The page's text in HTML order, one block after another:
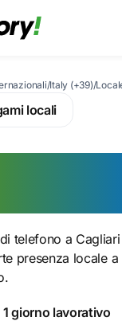
/Italy (+39)/
locali
telefono a
presenza locale
giorno lavorativo